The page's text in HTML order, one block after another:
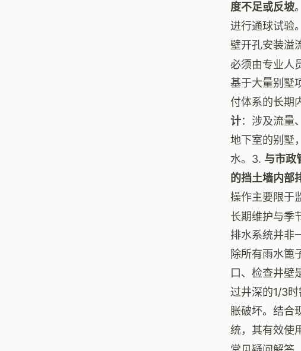
度不足或反坡
进行通球试验
壁开孔安装溢
必须由专业人
基于大量别墅
付体系的长期
计：涉及流量
地下室的别墅
水。3. 与市政
的挡土墙内部
操作主要限于
长期维护与季
排水系统并非
除所有雨水篦
口、检查井壁
过井深的1/3
胀破坏。结合
统，其有效使